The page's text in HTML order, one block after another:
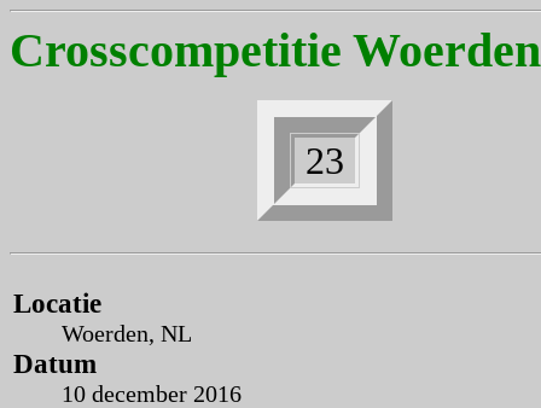
Crosscompetitie
23
Locatie
Woerden, NL
Datum
10 december 2016